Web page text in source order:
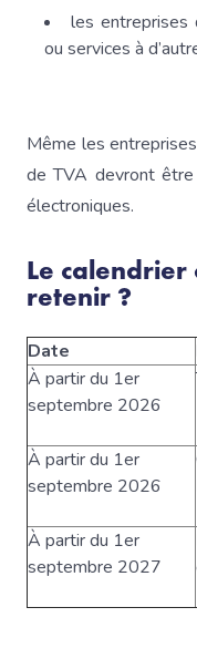
les entreprises
ou services à
Même les
de TVA devront
électroniques.
Le
retenir ?
Date
À partir du 1er
septembre 2026
À partir du 1er
septembre 2026
À partir du 1er
septembre 2027